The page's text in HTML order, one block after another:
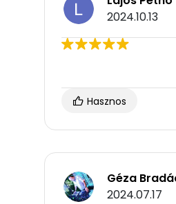
2024.10.13
Hasznos
Géza
2024.07.17